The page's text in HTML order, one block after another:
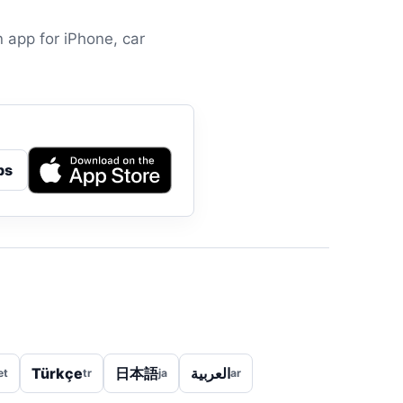
app for iPhone, car
Türkçetr 日本語ja العربيةar